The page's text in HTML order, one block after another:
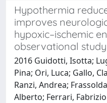
Hypothermia
improves
hypoxic–ischemic
observational study
2016 Guidotti, Isotta;
Pina; Ori, Luca; Gallo,
Ranzi, Andrea;
Alberto; Ferrari, Fabrizio